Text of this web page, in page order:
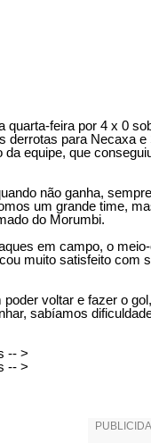
quarta-feira por 4 x 0
derrotas para Necaxa
da equipe, que
não ganha,
um grande time,
do Morumbi.
em campo, o
muito satisfeito com
poder voltar e fazer o
sabíamos
-- >
-- >